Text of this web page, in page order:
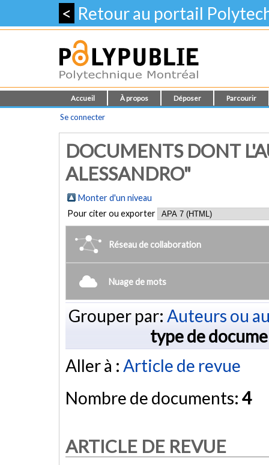
< Retour au portail
Accueil À propos Déposer Parcourir
Se connecter
DOCUMENTS DONT
ALESSANDRO"
Monter d'un niveau
Pour citer ou exporter
Réseau de collaboration
Nuage de mots
Grouper par: Auteurs ou
type de
Aller à : Article de revue
Nombre de documents: 4
ARTICLE DE REVUE